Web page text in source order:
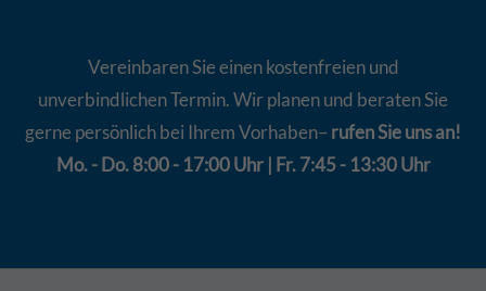
Vereinbaren Sie einen kostenfreien und
unverbindlichen Termin. Wir planen und beraten Sie
gerne persönlich bei Ihrem Vorhaben– rufen Sie uns an!
Mo. - Do. 8:00 - 17:00 Uhr | Fr. 7:45 - 13:30 Uhr